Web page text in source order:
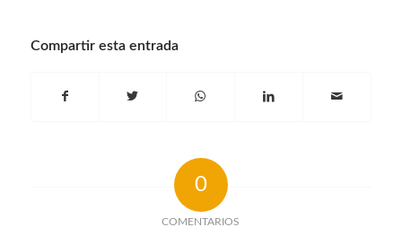
Compartir esta entrada
0
COMENTARIOS